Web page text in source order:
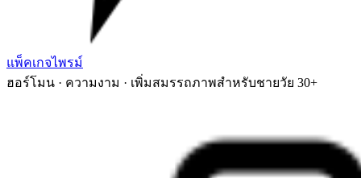
แพ็คเกจไพรม์
ฮอร์โมน · ความงาม · เพิ่มสมรรถภาพสำหรับชายวัย 30+